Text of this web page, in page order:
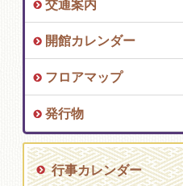
交通案内
開館カレンダー
フロアマップ
発行物
行事カレンダー